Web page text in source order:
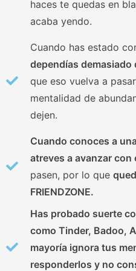
haces te quedas en
acaba yendo.
Cuando has estado
dependías demasiado
que eso vuelva a
mentalidad de
dejen.
Cuando conoces a
atreves a avanzar con
pasen, por lo que
FRIENDZONE.
Has probado suerte
como Tinder, Badoo,
mayoría ignora tus
responderlos y no